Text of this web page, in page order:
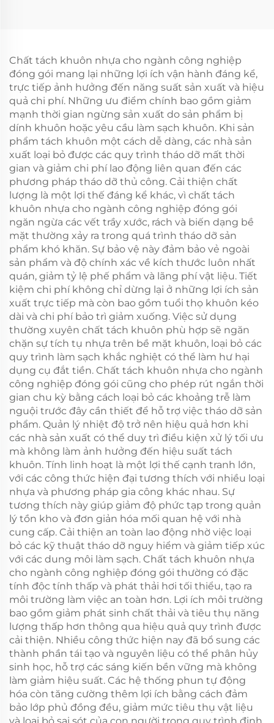
Chất tách khuôn nhựa cho ngành công nghiệp
đóng gói mang lại những lợi ích vận hành đáng kể,
trực tiếp ảnh hưởng đến năng suất sản xuất và hiệu
quả chi phí. Những ưu điểm chính bao gồm giảm
mạnh thời gian ngừng sản xuất do sản phẩm bị
dính khuôn hoặc yêu cầu làm sạch khuôn. Khi sản
phẩm tách khuôn một cách dễ dàng, các nhà sản
xuất loại bỏ được các quy trình tháo dỡ mất thời
gian và giảm chi phí lao động liên quan đến các
phương pháp tháo dỡ thủ công. Cải thiện chất
lượng là một lợi thế đáng kể khác, vì chất tách
khuôn nhựa cho ngành công nghiệp đóng gói
ngăn ngừa các vết trầy xước, rách và biến dạng bề
mặt thường xảy ra trong quá trình tháo dỡ sản
phẩm khó khăn. Sự bảo vệ này đảm bảo vẻ ngoài
sản phẩm và độ chính xác về kích thước luôn nhất
quán, giảm tỷ lệ phế phẩm và lãng phí vật liệu. Tiết
kiệm chi phí không chỉ dừng lại ở những lợi ích sản
xuất trực tiếp mà còn bao gồm tuổi thọ khuôn kéo
dài và chi phí bảo trì giảm xuống. Việc sử dụng
thường xuyên chất tách khuôn phù hợp sẽ ngăn
chặn sự tích tụ nhựa trên bề mặt khuôn, loại bỏ các
quy trình làm sạch khắc nghiệt có thể làm hư hại
dụng cụ đắt tiền. Chất tách khuôn nhựa cho ngành
công nghiệp đóng gói cũng cho phép rút ngắn thời
gian chu kỳ bằng cách loại bỏ các khoảng trễ làm
nguội trước đây cần thiết để hỗ trợ việc tháo dỡ sản
phẩm. Quản lý nhiệt độ trở nên hiệu quả hơn khi
các nhà sản xuất có thể duy trì điều kiện xử lý tối ưu
mà không làm ảnh hưởng đến hiệu suất tách
khuôn. Tính linh hoạt là một lợi thế cạnh tranh lớn,
với các công thức hiện đại tương thích với nhiều loại
nhựa và phương pháp gia công khác nhau. Sự
tương thích này giúp giảm độ phức tạp trong quản
lý tồn kho và đơn giản hóa mối quan hệ với nhà
cung cấp. Cải thiện an toàn lao động nhờ việc loại
bỏ các kỹ thuật tháo dỡ nguy hiểm và giảm tiếp xúc
với các dung môi làm sạch. Chất tách khuôn nhựa
cho ngành công nghiệp đóng gói thường có đặc
tính độc tính thấp và phát thải hơi tối thiểu, tạo ra
môi trường làm việc an toàn hơn. Lợi ích môi trường
bao gồm giảm phát sinh chất thải và tiêu thụ năng
lượng thấp hơn thông qua hiệu quả quy trình được
cải thiện. Nhiều công thức hiện nay đã bổ sung các
thành phần tái tạo và nguyên liệu có thể phân hủy
sinh học, hỗ trợ các sáng kiến bền vững mà không
làm giảm hiệu suất. Các hệ thống phun tự động
hóa còn tăng cường thêm lợi ích bằng cách đảm
bảo lớp phủ đồng đều, giảm mức tiêu thụ vật liệu